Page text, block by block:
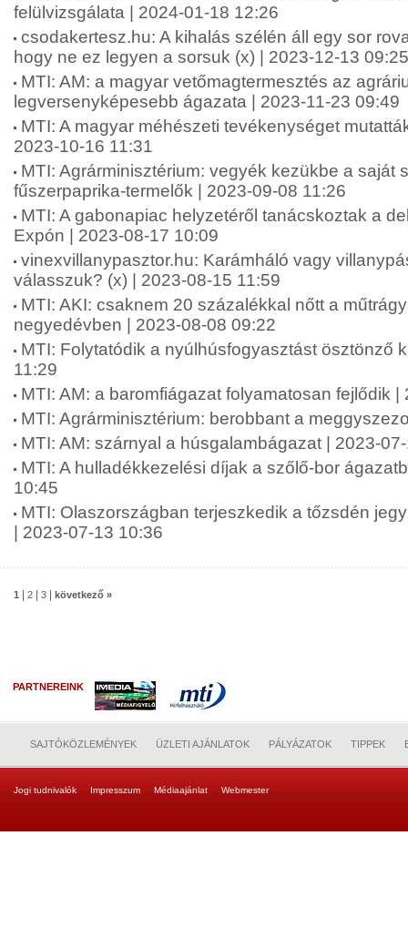
felülvizsgálata | 2024-01-18 12:26
csodakertesz.hu: A kihalás szélén áll egy sor
hogy ne ez legyen a sorsuk (x) | 2023-12-13 09:25
MTI: AM: a magyar vetőmagtermesztés az
legversenyképesebb ágazata | 2023-11-23 09:49
MTI: A magyar méhészeti tevékenységet
2023-10-16 11:31
MTI: Agrárminisztérium: vegyék kezükbe a saját
fűszerpaprika-termelők | 2023-09-08 11:26
MTI: A gabonapiac helyzetéről tanácskoztak a
Expón | 2023-08-17 10:09
vinexvillanypasztor.hu: Karámháló vagy
válasszuk? (x) | 2023-08-15 11:59
MTI: AKI: csaknem 20 százalékkal nőtt a
negyedévben | 2023-08-08 09:22
MTI: Folytatódik a nyúlhúsfogyasztást ösztönző
11:29
MTI: AM: a baromfiágazat folyamatosan fejlődik |
MTI: Agrárminisztérium: berobbant a
MTI: AM: szárnyal a húsgalambágazat | 2023-
MTI: A hulladékkezelési díjak a szőlő-bor
10:45
MTI: Olaszországban terjeszkedik a tőzsdén
| 2023-07-13 10:36
1 2 3 következő »
PARTNEREINK
SAJTÓKÖZLEMÉNYEK ÜZLETI AJÁNLATOK PÁLYÁZATOK TIPPEK
Jogi tudnivalók Impresszum Médiaajánlat Webmester